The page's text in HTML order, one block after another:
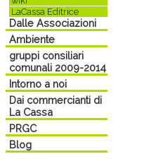
LaCassa Editrice
Dalle Associazioni
Ambiente
gruppi consiliari
comunali 2009-2014
Intorno a noi
Dai commercianti di
La Cassa
PRGC
Blog